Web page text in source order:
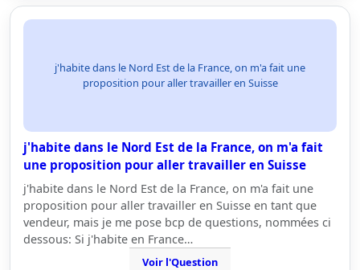
j'habite dans le Nord Est de la France, on m'a fait une
proposition pour aller travailler en Suisse
j'habite dans le Nord Est de la France, on m'a fait
une proposition pour aller travailler en Suisse
j'habite dans le Nord Est de la France, on m'a fait une
proposition pour aller travailler en Suisse en tant que
vendeur, mais je me pose bcp de questions, nommées ci
dessous: Si j'habite en France…
Voir l'Question